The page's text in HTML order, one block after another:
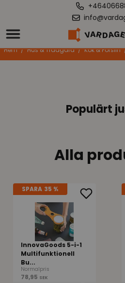
Bartillbehör
Hem / Hus & Trädgård / Kök & Porslin
Populärt
Alla
SPARA 35 %
InnovaGoods 5-i-1
Multifunktionell
Bu...
Normalpris
78,95 SEK